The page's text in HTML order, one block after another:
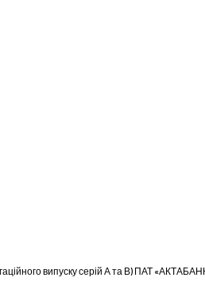
випуску серій А та В) ПАТ